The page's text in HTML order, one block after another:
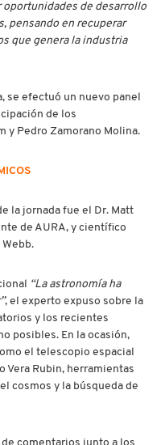
oportunidades de desarrollo
pensando en recuperar
que genera la industria
se efectuó un nuevo panel
de los
y Pedro Zamorano Molina.
la jornada fue el Dr. Matt
de AURA, y científico
“La astronomía ha
, el experto expuso sobre la
y los recientes
posibles. En la ocasión,
el telescopio espacial
Vera Rubin, herramientas
cosmos y la búsqueda de